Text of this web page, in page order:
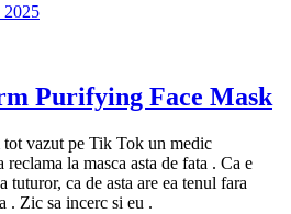
2025
Purifying Face Mask
tot vazut pe Tik Tok un medic
la masca asta de fata . Ca e
tuturor, ca de asta are ea tenul fara
. Zic sa incerc si eu .